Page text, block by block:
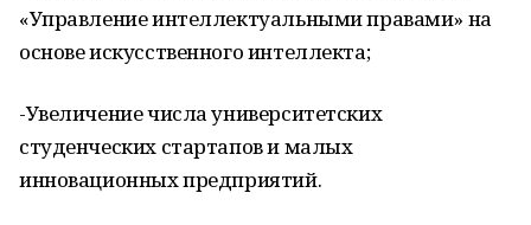
«Управление интеллектуальными правами» на
основе искусственного интеллекта;
-Увеличение числа университетских
студенческих стартапов и малых
инновационных предприятий.